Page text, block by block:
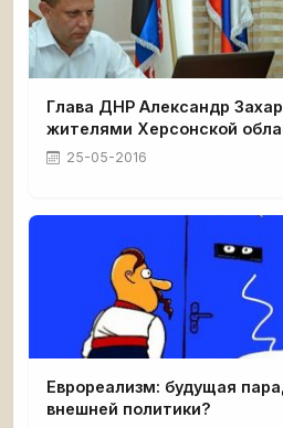
Глава ДНР Александр
жителями Херсонской
25-05-2016
Еврореализм: будущая
внешней политики?